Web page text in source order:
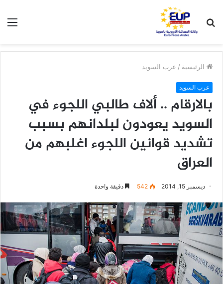
عن
الرئيسية / عرب السويد
عرب السويد
بالارقام .. ألاف طالبي اللجوء في
السويد يعودون لبلدانهم بسبب
تشديد قوانين اللجوء اغلبهم من
العراق
ديسمبر 15, 2014 542 دقيقة واحدة